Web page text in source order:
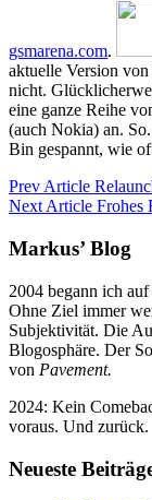
gsmarena.com.
aktuelle Version
nicht.
eine ganze Reihe
(auch Nokia) an.
Bin gespannt, wie
Prev Article
Next Article Frohes
Markus’ Blog
2004 begann ich
Ohne Ziel immer
Subjektivität. Die
Blogosphäre. Der
von Pavement.
2024: Kein
voraus. Und zurück.
Neueste